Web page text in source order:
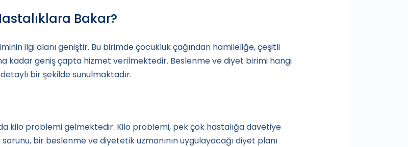
Bakar?
ilgi alanı geniştir. Bu birimde çocukluk çağından hamileliğe, çeşitli
kadar geniş çapta hizmet verilmektedir. Beslenme ve diyet birimi hangi
bir şekilde sunulmaktadır.
kilo problemi gelmektedir. Kilo problemi, pek çok hastalığa davetiye
bir beslenme ve diyetetik uzmanının uygulayacağı diyet planı